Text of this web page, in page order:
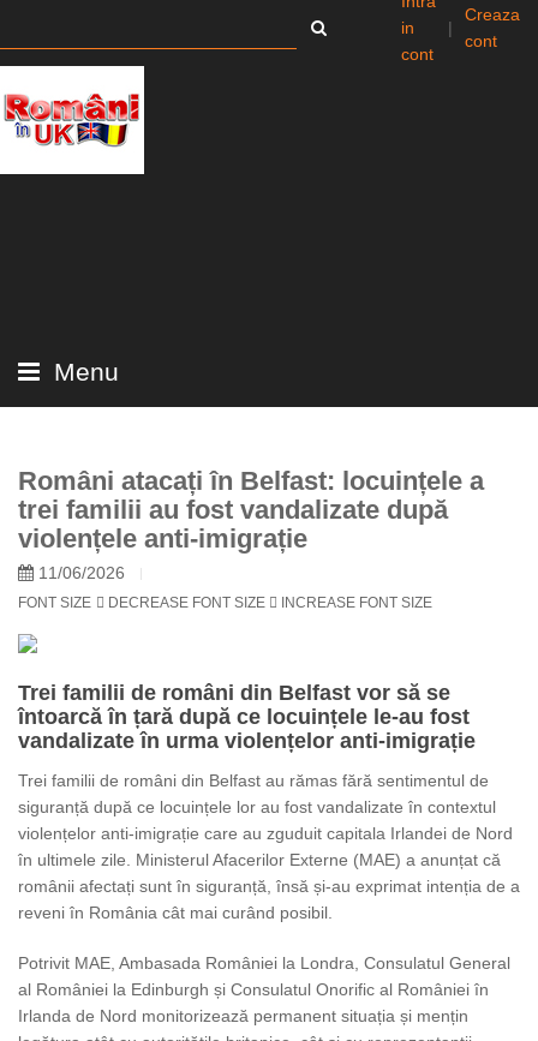
in
cont
|
Creaza
cont
Menu
Români atacați în Belfast: locuințele a
trei familii au fost vandalizate după
violențele anti-imigrație
11/06/2026
FONT SIZE DECREASE FONT SIZE INCREASE FONT SIZE
Trei familii de români din Belfast vor să se
întoarcă în țară după ce locuințele le-au fost
vandalizate în urma violențelor anti-imigrație
Trei familii de români din Belfast au rămas fără sentimentul de
siguranță după ce locuințele lor au fost vandalizate în contextul
violențelor anti-imigrație care au zguduit capitala Irlandei de Nord
în ultimele zile. Ministerul Afacerilor Externe (MAE) a anunțat că
românii afectați sunt în siguranță, însă și-au exprimat intenția de a
reveni în România cât mai curând posibil.
Potrivit MAE, Ambasada României la Londra, Consulatul General
al României la Edinburgh și Consulatul Onorific al României în
Irlanda de Nord monitorizează permanent situația și mențin